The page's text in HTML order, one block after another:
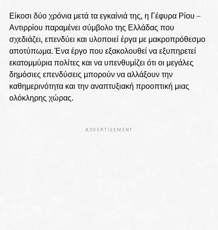
Είκοσι δύο χρόνια μετά τα εγκαίνιά της, η Γέφυρα Ρίου –
Αντιρρίου παραμένει σύμβολο της Ελλάδας που
σχεδιάζει, επενδύει και υλοποιεί έργα με μακροπρόθεσμο
αποτύπωμα. Ένα έργο που εξακολουθεί να εξυπηρετεί
εκατομμύρια πολίτες και να υπενθυμίζει ότι οι μεγάλες
δημόσιες επενδύσεις μπορούν να αλλάξουν την
καθημερινότητα και την αναπτυξιακή προοπτική μιας
ολόκληρης χώρας.
ADVERTISEMENT